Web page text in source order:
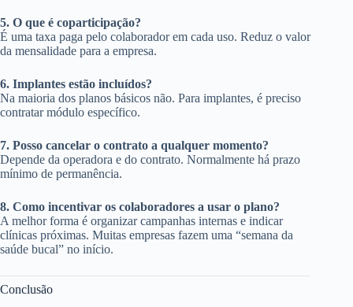
5. O que é coparticipação?
É uma taxa paga pelo colaborador em cada uso. Reduz o valor
da mensalidade para a empresa.
6. Implantes estão incluídos?
Na maioria dos planos básicos não. Para implantes, é preciso
contratar módulo específico.
7. Posso cancelar o contrato a qualquer momento?
Depende da operadora e do contrato. Normalmente há prazo
mínimo de permanência.
8. Como incentivar os colaboradores a usar o plano?
A melhor forma é organizar campanhas internas e indicar
clínicas próximas. Muitas empresas fazem uma “semana da
saúde bucal” no início.
Conclusão